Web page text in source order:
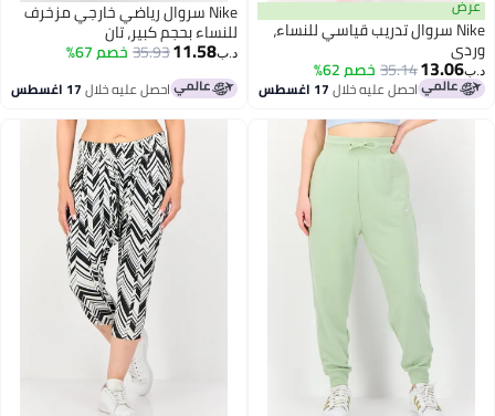
Nike سروال تدريب قياسي للنساء،
13.06
35.14خصم 62%
احصل عليه خلال17 اغسطس
Nike سروال رياضي خارجي مزخرف
للنساء بحجم كبير، تان
د.ب‏11.58
35.93خصم 67%
احصل عليه خلال17 اغسطس